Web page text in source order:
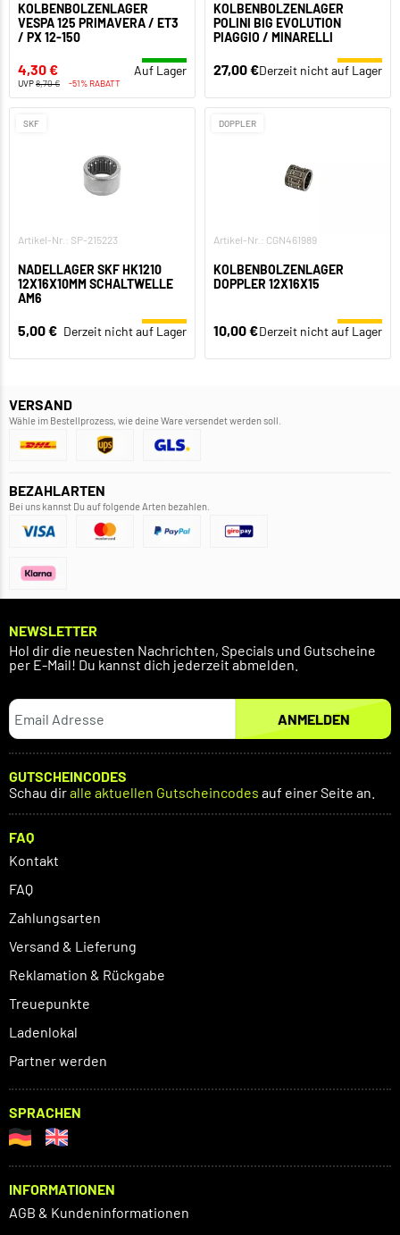
KOLBENBOLZENLAGER
VESPA 125 PRIMAVERA / ET3
/ PX 12-150
4,30 € Auf Lager
UVP8,70 € -51% RABATT
KOLBENBOLZENLAGER
POLINI BIG EVOLUTION
PIAGGIO / MINARELLI
27,00 €Derzeit nicht auf Lager
SKF
Artikel-Nr.: SP-215223
NADELLAGER SKF HK1210
12X16X10MM SCHALTWELLE
AM6
5,00 € Derzeit nicht auf Lager
DOPPLER
Artikel-Nr.: CGN461989
KOLBENBOLZENLAGER
DOPPLER 12X16X15
10,00 €Derzeit nicht auf Lager
VERSAND
Wähle im Bestellprozess, wie deine Ware versendet werden soll.
BEZAHLARTEN
Bei uns kannst Du auf folgende Arten bezahlen.
NEWSLETTER
Hol dir die neuesten Nachrichten, Specials und Gutscheine
per E-Mail! Du kannst dich jederzeit abmelden.
ANMELDEN
GUTSCHEINCODES
Schau diralle aktuellen Gutscheincodes auf einer Seite an.
FAQ
Kontakt
FAQ
Zahlungsarten
Versand & Lieferung
Reklamation & Rückgabe
Treuepunkte
Ladenlokal
Partner werden
SPRACHEN
INFORMATIONEN
AGB & Kundeninformationen